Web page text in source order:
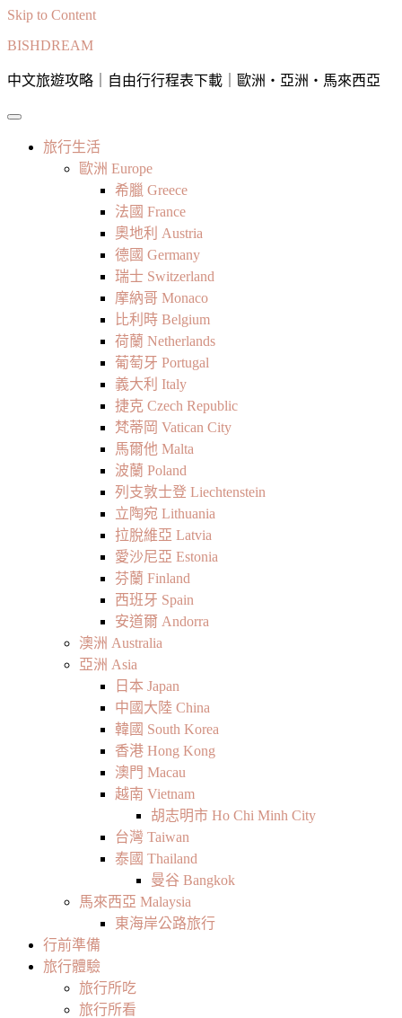
Skip to Content
BISHDREAM
中文旅遊攻略｜自由行行程表下載｜歐洲・亞洲・馬來西亞
旅行生活
歐洲 Europe
希臘 Greece
法國 France
奧地利 Austria
德國 Germany
瑞士 Switzerland
摩納哥 Monaco
比利時 Belgium
荷蘭 Netherlands
葡萄牙 Portugal
義大利 Italy
捷克 Czech Republic
梵蒂岡 Vatican City
馬爾他 Malta
波蘭 Poland
列支敦士登 Liechtenstein
立陶宛 Lithuania
拉脫維亞 Latvia
愛沙尼亞 Estonia
芬蘭 Finland
西班牙 Spain
安道爾 Andorra
澳洲 Australia
亞洲 Asia
日本 Japan
中國大陸 China
韓國 South Korea
香港 Hong Kong
澳門 Macau
越南 Vietnam
胡志明市 Ho Chi Minh City
台灣 Taiwan
泰國 Thailand
曼谷 Bangkok
馬來西亞 Malaysia
東海岸公路旅行
行前準備
旅行體驗
旅行所吃
旅行所看